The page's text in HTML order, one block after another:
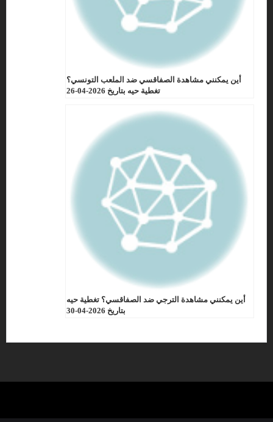
أين يمكنني مشاهدة الصفاقسي ضد الملعب التونسي؟
تغطية حيه بتاريخ 2026-04-26
أين يمكنني مشاهدة الترجي ضد الصفاقسي؟ تغطية حيه
بتاريخ 2026-04-30